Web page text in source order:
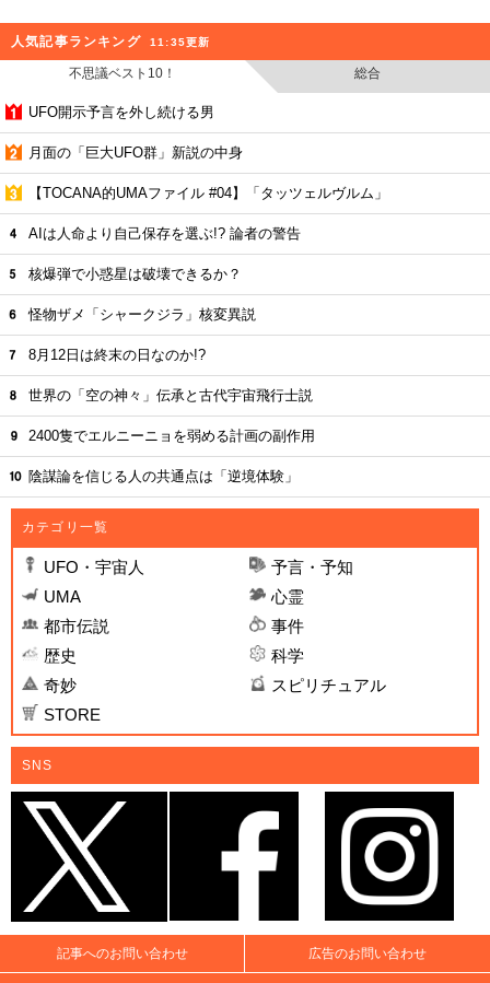
人気記事ランキング 11:35更新
不思議ベスト10！ 総合
UFO開示予言を外し続ける男
月面の「巨大UFO群」新説の中身
【TOCANA的UMAファイル #04】「タッツェルヴルム」
AIは人命より自己保存を選ぶ!? 論者の警告
核爆弾で小惑星は破壊できるか？
怪物ザメ「シャークジラ」核変異説
8月12日は終末の日なのか!?
世界の「空の神々」伝承と古代宇宙飛行士説
2400隻でエルニーニョを弱める計画の副作用
陰謀論を信じる人の共通点は「逆境体験」
カテゴリ一覧
UFO・宇宙人
予言・予知
UMA
心霊
都市伝説
事件
歴史
科学
奇妙
スピリチュアル
STORE
SNS
記事へのお問い合わせ 広告のお問い合わせ